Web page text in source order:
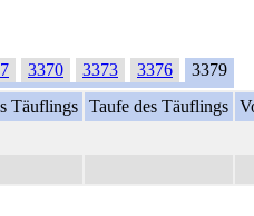
3370 3373 3376
3379
Täuflings Taufe des Täuflings